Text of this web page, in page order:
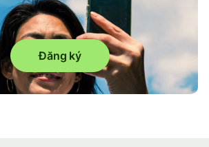
Đăng ký